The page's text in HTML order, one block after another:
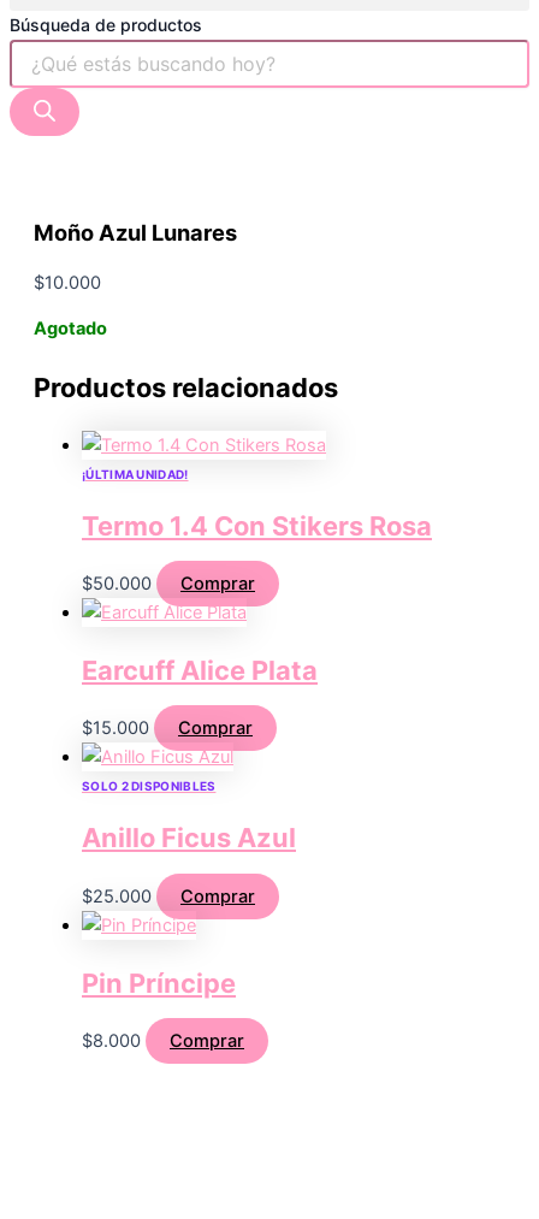
Búsqueda de productos
Moño Azul Lunares
$10.000
Agotado
Productos relacionados
¡ÚLTIMA UNIDAD!
Termo 1.4 Con Stikers Rosa
$50.000 Comprar
Earcuff Alice Plata
$15.000 Comprar
SOLO 2 DISPONIBLES
Anillo Ficus Azul
$25.000 Comprar
Pin Príncipe
$8.000 Comprar